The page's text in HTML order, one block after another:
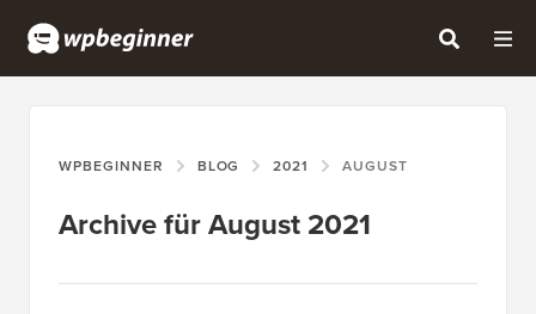
WPBEGINNER BLOG 2021 AUGUST
Archive für August 2021